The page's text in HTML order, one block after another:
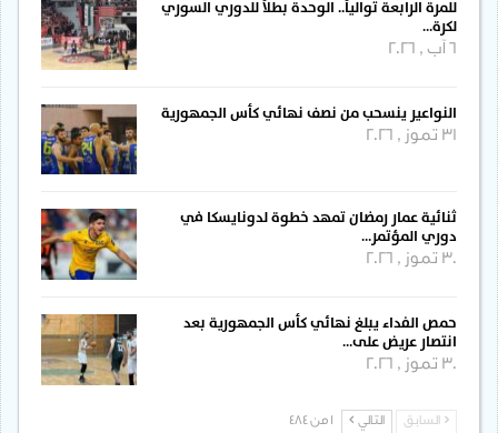
للمرة الرابعة توالياً.. الوحدة بطلاً للدوري السوري
لكرة…
النواعير ينسحب من نصف نهائي كأس الجمهورية
31 تموز , 2026
ثنائية عمار رمضان تمهد خطوة لدونايسكا في
دوري المؤتمر…
30 تموز , 2026
حمص الفداء يبلغ نهائي كأس الجمهورية بعد
انتصار عريض على…
30 تموز , 2026
السابق التالي